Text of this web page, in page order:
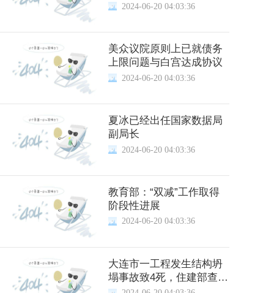
2024-06-20 04:03:36
美众议院原则上已就债务
上限问题与白宫达成协议
2024-06-20 04:03:36
夏冰已经出任国家数据局
副局长
2024-06-20 04:03:36
教育部：“双减”工作取得
阶段性进展
2024-06-20 04:03:36
大连市一工程发生结构坍
塌事故致4死，住建部查处